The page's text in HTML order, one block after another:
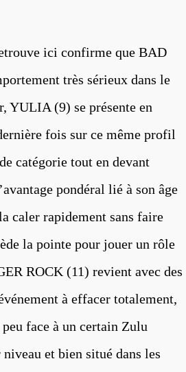
ici confirme que BAD
très sérieux dans le
YULIA (9) se présente en
fois sur ce même profil
catégorie tout en devant
pondéral lié à son âge
caler rapidement sans faire
la pointe pour jouer un rôle
ROCK (11) revient avec des
à effacer totalement,
face à un certain Zulu
et bien situé dans les